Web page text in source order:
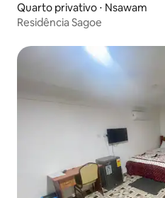
Quarto privativo ⋅ Nsawam
Residência Sagoe